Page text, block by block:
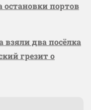
портов
взяли два посёлка
грезит о